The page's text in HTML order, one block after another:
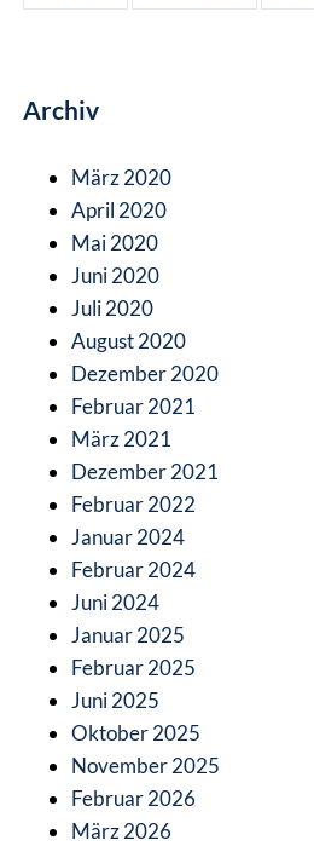
Archiv
März 2020
April 2020
Mai 2020
Juni 2020
Juli 2020
August 2020
Dezember 2020
Februar 2021
März 2021
Dezember 2021
Februar 2022
Januar 2024
Februar 2024
Juni 2024
Januar 2025
Februar 2025
Juni 2025
Oktober 2025
November 2025
Februar 2026
März 2026